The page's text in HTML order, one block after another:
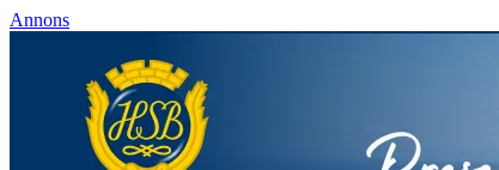
Annons